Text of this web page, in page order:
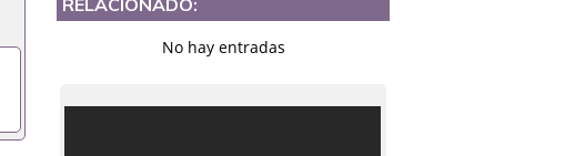
RELACIONADO:
No hay entradas